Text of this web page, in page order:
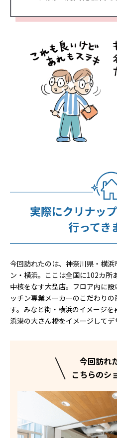
今回訪れたのは、神奈川県・横
ン・横浜。ここは全国に102カ所
中核をなす大型店。フロア内に
ッチン専業メーカーのこだわり
す。みなと街・横浜のイメージ
浜港の大さん橋をイメージしてデ
今回訪れ
こちらのシ